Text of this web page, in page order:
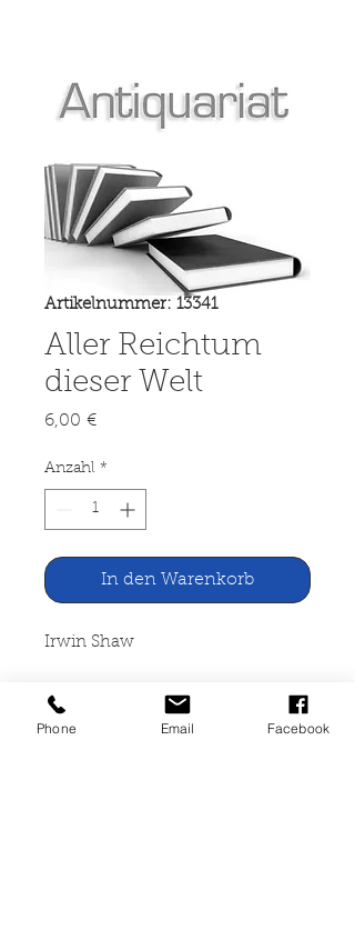
Artikelnummer: 13341
Aller Reichtum
dieser Welt
6,00 €Preis
Anzahl *
In den Warenkorb
Irwin Shaw
Aller Reichtum dieser Welt
Phone Email Facebook